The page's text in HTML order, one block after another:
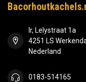
Ir, Lelystraat 1a
4251 LS
Nederland
0183-514165